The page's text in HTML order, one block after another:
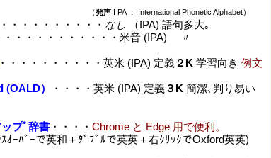
（発声I PA ： International Phonetic Alphabet）
・・・・・・・・・ なし （IPA) 語句多大｡
・・・・・・・・・・・米音 (IPA) 〃
・・・・・・・・・英米 (IPA) 定義２K 学習向き 例文
(OALD）
・・・・ 英米 (IPA) 定義３K 簡潔､判り易い
プﾟ辞書・・・・ Chrome と Edge 用で便利。
ﾀﾞﾌﾞﾙで英英＋右ｸﾘｯｸでOxford英英)